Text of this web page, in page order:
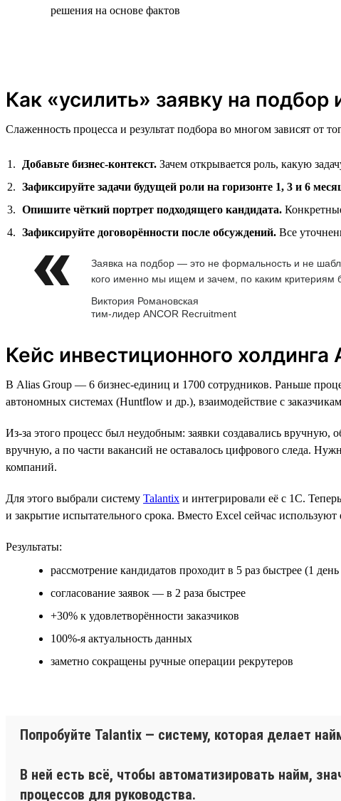
решения на основе фактов
Как «усилить» заявку на подбор
Слаженность процесса и результат подбора во многом зависят от
Добавьте бизнес-контекст. Зачем открывается роль, какую
Зафиксируйте задачи будущей роли на горизонте 1, 3 и 6
Опишите чёткий портрет подходящего кандидата.
Зафиксируйте договорённости после обсуждений. Все
Заявка на подбор — это не формальность и не
кого именно мы ищем и зачем, по каким критериям
Виктория Романовская
тим-лидер ANCOR Recruitment
Кейс инвестиционного холдинга
В Alias Group — 6 бизнес-единиц и 1700 сотрудников. Раньше
автономных системах (Huntflow и др.), взаимодействие с
Из-за этого процесс был неудобным: заявки создавались вручную,
вручную, а по части вакансий не оставалось цифрового следа.
компаний.
Для этого выбрали систему Talantix и интегрировали её с 1С.
и закрытие испытательного срока. Вместо Excel сейчас
Результаты:
рассмотрение кандидатов проходит в 5 раз быстрее (1
согласование заявок — в 2 раза быстрее
+30% к удовлетворённости заказчиков
100%-я актуальность данных
заметно сокращены ручные операции рекрутеров
Попробуйте Talantix — систему, которая делает
В ней есть всё, чтобы автоматизировать найм,
процессов для руководства.